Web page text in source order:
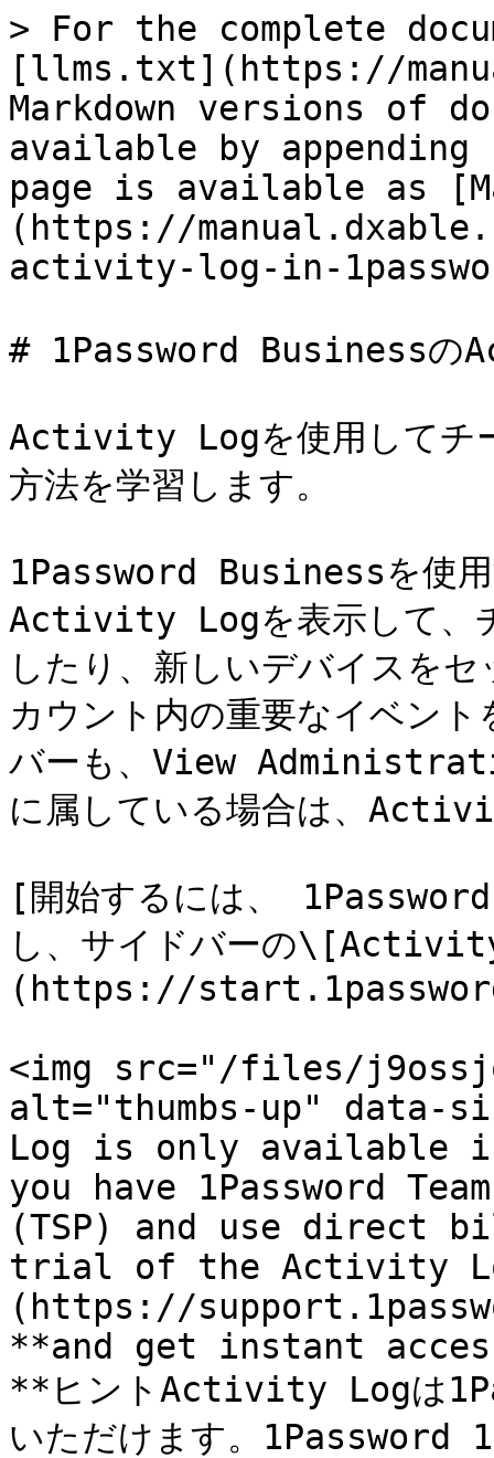
> For the complete
[llms.txt](https://
Markdown versions of
available by
page is available as
(https://
activity-log-in-
# 1Password Businessの
Activity Logを使用してチ
方法を学習します。
1Password Businessを使用
Activity Logを表示して、
したり、新しいデバイスを
カウント内の重要なイベン
バーも、View
に属している場合は、
[開始するには、
し、サイドバーの
(https://
<img src="/files/
alt="thumbs-up" data-
Log is only available
you have 1Password
(TSP) and use
trial of the Activity
(https://
**and get instant
**ヒントActivity Logは
いただけます。1Password